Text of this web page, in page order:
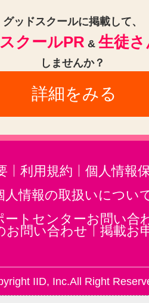
グッドスクールに掲載して、
クールPR & 生徒
しませんか？
詳細をみる
利用規約
個人情報
人情報の取扱いについ
ートセンターお問い合
お問い合わせ
掲載お
IID, Inc.All Right